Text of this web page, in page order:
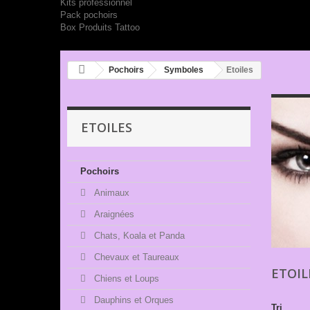
Kits professionnel
Pack pochoirs
Box Produits Tattoo
Pochoirs Symboles Etoiles
ETOILES
Pochoirs
Animaux
Araignées
Chats, Koala et Panda
Chevaux et Taureaux
Chiens et Loups
Dauphins et Orques
Tri